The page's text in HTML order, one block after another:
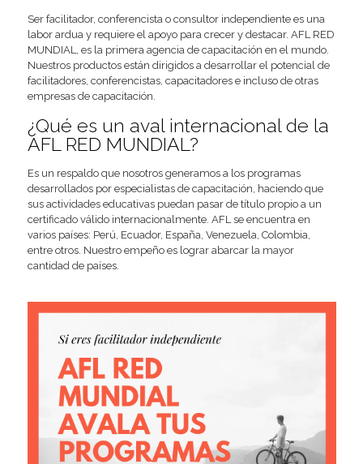
Ser facilitador, conferencista o consultor independiente es una
labor ardua y requiere el apoyo para crecer y destacar. AFL RED
MUNDIAL, es la primera agencia de capacitación en el mundo.
Nuestros productos están dirigidos a desarrollar el potencial de
facilitadores, conferencistas, capacitadores e incluso de otras
empresas de capacitación.
¿Qué es un aval internacional de la
AFL RED MUNDIAL?
Es un respaldo que nosotros generamos a los programas
desarrollados por especialistas de capacitación, haciendo que
sus actividades educativas puedan pasar de título propio a un
certificado válido internacionalmente. AFL se encuentra en
varios países: Perú, Ecuador, España, Venezuela, Colombia,
entre otros. Nuestro empeño es lograr abarcar la mayor
cantidad de países.